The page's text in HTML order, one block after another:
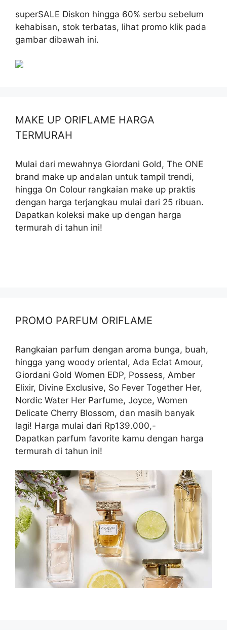
superSALE Diskon hingga 60% serbu sebelum
kehabisan, stok terbatas, lihat promo klik pada
gambar dibawah ini.
MAKE UP ORIFLAME HARGA
TERMURAH
Mulai dari mewahnya Giordani Gold, The ONE
brand make up andalan untuk tampil trendi,
hingga On Colour rangkaian make up praktis
dengan harga terjangkau mulai dari 25 ribuan.
Dapatkan koleksi make up dengan harga
termurah di tahun ini!
PROMO PARFUM ORIFLAME
Rangkaian parfum dengan aroma bunga, buah,
hingga yang woody oriental, Ada Eclat Amour,
Giordani Gold Women EDP, Possess, Amber
Elixir, Divine Exclusive, So Fever Together Her,
Nordic Water Her Parfume, Joyce, Women
Delicate Cherry Blossom, dan masih banyak
lagi! Harga mulai dari Rp139.000,-
Dapatkan parfum favorite kamu dengan harga
termurah di tahun ini!